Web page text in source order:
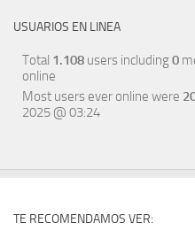
USUARIOS EN LINEA
Total 1.108 users including0
online
Most users ever online were
2025 @ 03:24
TE RECOMENDAMOS VER: